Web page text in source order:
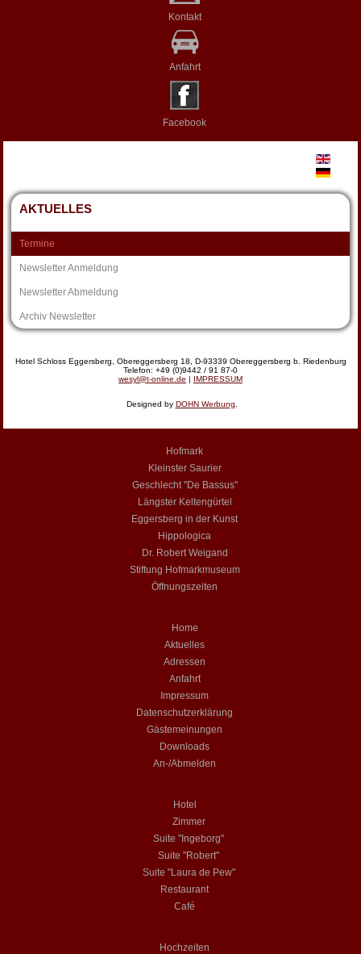
Kontakt
Anfahrt
Facebook
AKTUELLES
Termine
Newsletter Anmeldung
Newsletter Abmeldung
Archiv Newsletter
Hotel Schloss Eggersberg, Obereggersberg 18, D-93339 Obereggersberg b. Riedenburg
Telefon: +49 (0)9442 / 91 87-0
wesyl@t-online.de | IMPRESSUM
Designed by DOHN Werbung
Hofmark
Kleinster Saurier
Geschlecht "De Bassus"
Längster Keltengürtel
Eggersberg in der Kunst
Hippologica
Dr. Robert Weigand
Stiftung Hofmarkmuseum
Öffnungszeiten
Home
Aktuelles
Adressen
Anfahrt
Impressum
Datenschutzerklärung
Gästemeinungen
Downloads
An-/Abmelden
Hotel
Zimmer
Suite "Ingeborg"
Suite "Robert"
Suite "Laura de Pew"
Restaurant
Café
Hochzeiten